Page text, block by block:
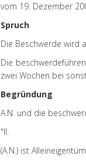
vom 19. Dezember
Spruch
Die Beschwerde wird
Die
zwei Wochen bei
Begründung
A.N. und die
"II.
(A.N.) ist